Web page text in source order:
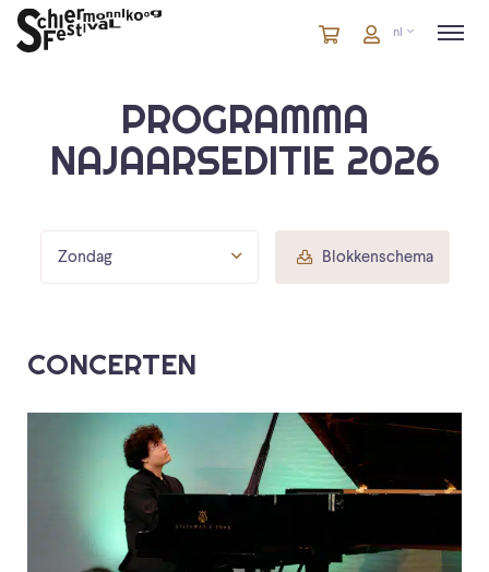
Winkelmandje
artikelen
Account
nl
PROGRAMMA
NAJAARSEDITIE 2026
Zondag Blokkenschema
CONCERTEN